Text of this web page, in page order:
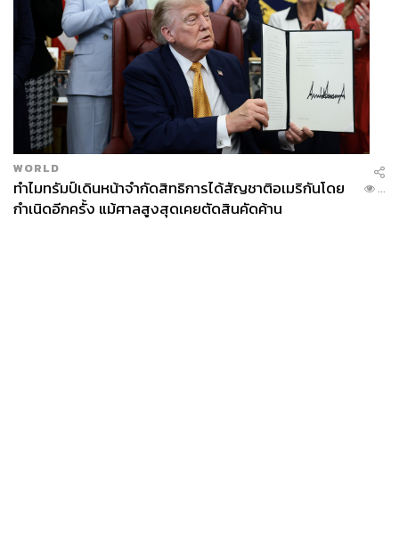
WORLD
ทำไมทรัมป์เดินหน้าจำกัดสิทธิการได้สัญชาติอเมริกันโดย
กำเนิดอีกครั้ง แม้ศาลสูงสุดเคยตัดสินคัดค้าน
...